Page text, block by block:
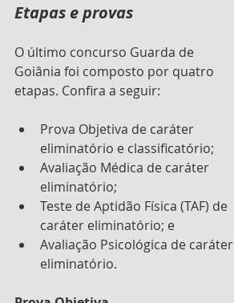
Etapas e provas
O último concurso Guarda de
Goiânia foi composto por quatro
etapas. Confira a seguir:
Prova Objetiva de caráter
eliminatório e classificatório;
Avaliação Médica de caráter
eliminatório;
Teste de Aptidão Física (TAF) de
caráter eliminatório; e
Avaliação Psicológica de caráter
eliminatório.